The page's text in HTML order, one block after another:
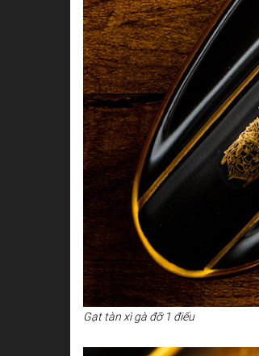
Gạt tàn xì gà đỡ 1 điếu